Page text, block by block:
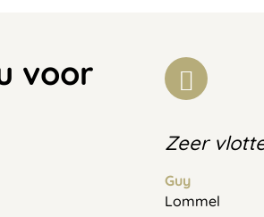
voor
Zeer
Guy
Lommel